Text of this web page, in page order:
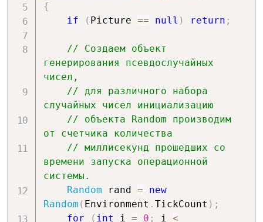
{
if
( Picture == null ) return ;
// Создаем объект
генерирования псевдослучайных
чисел,
// для различного набора
случайных чисел инициализацию
// объекта Random производим
от счетчика количества
// миллисекунд прошедших со
времени запуска операционной
системы.
Random rand =
new
Random ( Environment . TickCount ) ;
for
( int i = 0 ; i <